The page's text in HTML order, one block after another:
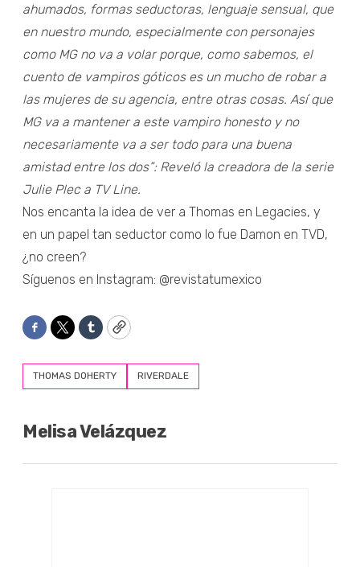
ahumados, formas seductoras, lenguaje sensual, que
en nuestro mundo, especialmente con personajes
como MG no va a volar porque, como sabemos, el
cuento de vampiros góticos es un mucho de robar a
las mujeres de su agencia, entre otras cosas. Así que
MG va a mantener a este vampiro honesto y no
necesariamente va a ser todo para una buena
amistad entre los dos”: Reveló la creadora de la serie
Julie Plec a TV Line.
Nos encanta la idea de ver a Thomas en Legacies, y
en un papel tan seductor como lo fue Damon en TVD,
¿no creen?
Síguenos en Instagram: @revistatumexico
Facebook
TwitterTumblrCopy
THOMAS DOHERTY RIVERDALE
Melisa Velázquez